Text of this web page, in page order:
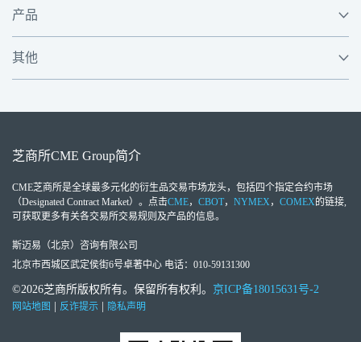
产品
其他
芝商所CME Group简介
CME芝商所是全球最多元化的衍生品交易市场龙头，包括四个指定合约市场
（Designated Contract Market）。点击CME， CBOT， NYMEX， COMEX的链接,
可获取更多有关各交易所交易规则及产品的信息。
斯迈易（北京）咨询有限公司
北京市西城区武定侯街6号卓著中心 电话：010-59131300
©2026芝商所版权所有。保留所有权利。 京ICP备18015631号-2
网站地图 反诈提示 隐私声明